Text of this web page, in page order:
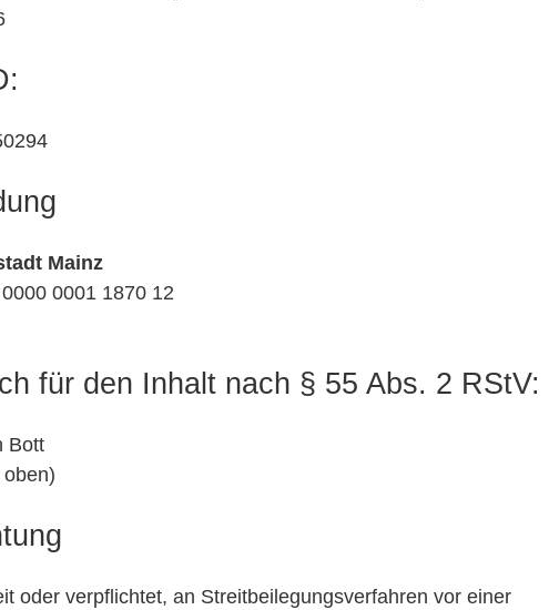
Mainz
0001 1870 12
für den Inhalt nach § 55 Abs. 2 RStV:
Bott
oder verpflichtet, an Streitbeilegungsverfahren vor einer